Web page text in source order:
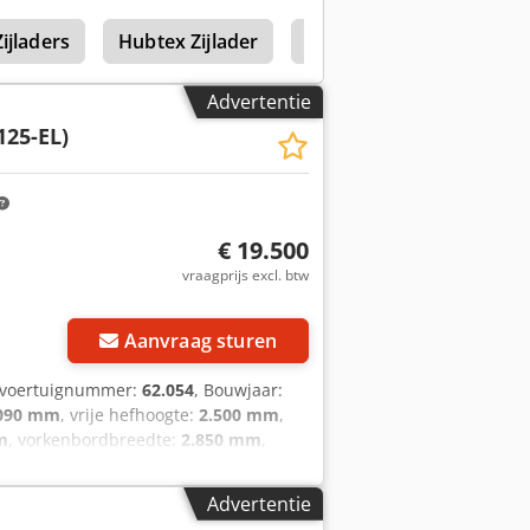
Hubtex Zijlader
Advertentie
EL)
€ 19.500
vraagprijs excl. btw
Aanvraag sturen
62.054, Bouwjaar:
mm, vrije hefhoogte: 2.500 mm,
, vorkenbordbreedte: 2.850 mm,
Lastzwaartepunt: 600
voor gebruik en volledig functioneel
Advertentie